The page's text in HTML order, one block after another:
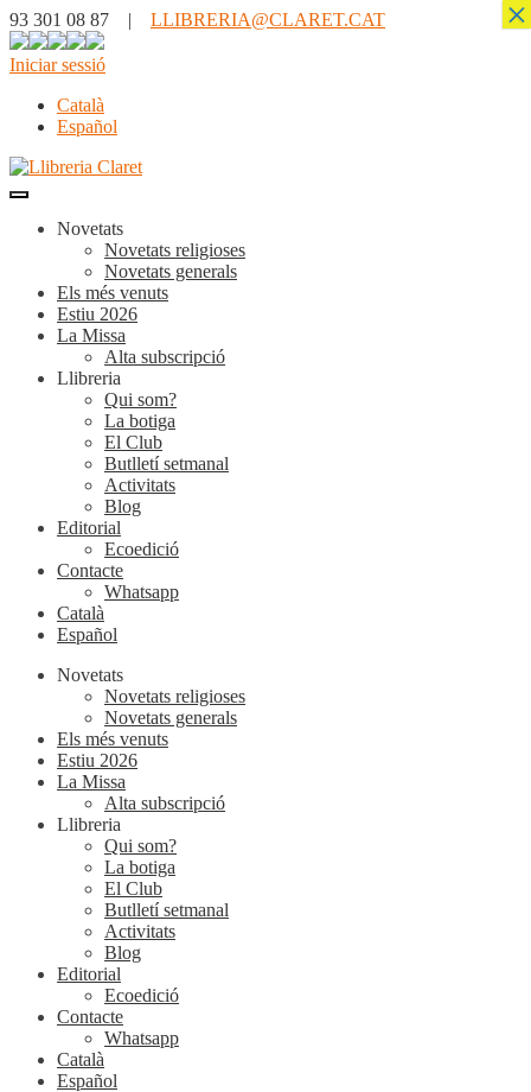
93 301 08 87 | LLIBRERIA@CLARET.CAT
Iniciar sessió
Català
Español
Novetats
Novetats religioses
Novetats generals
Els més venuts
Estiu 2026
La Missa
Alta subscripció
Llibreria
Qui som?
La botiga
El Club
Butlletí setmanal
Activitats
Blog
Editorial
Ecoedició
Contacte
Whatsapp
Català
Español
Novetats
Novetats religioses
Novetats generals
Els més venuts
Estiu 2026
La Missa
Alta subscripció
Llibreria
Qui som?
La botiga
El Club
Butlletí setmanal
Activitats
Blog
Editorial
Ecoedició
Contacte
Whatsapp
Català
Español
×